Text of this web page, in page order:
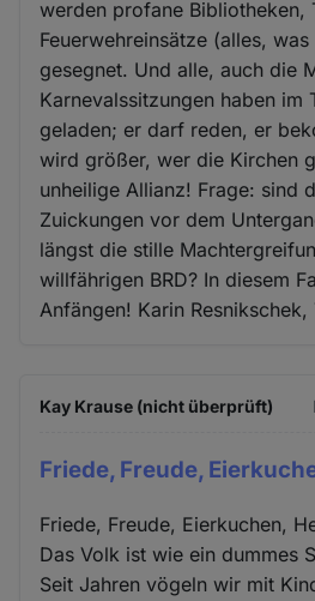
werden profane Bibliotheken,
Feuerwehreinsätze (alles,
gesegnet. Und alle, auch die
Karnevalssitzungen haben im
geladen; er darf reden, er
wird größer, wer die Kirchen
unheilige Allianz! Frage: sind
Zuickungen vor dem
längst die stille
willfährigen BRD? In diesem
Anfängen! Karin Resnikschek,
Kay Krause (nicht überprüft)
Friede, Freude,
Friede, Freude, Eierkuchen,
Das Volk ist wie ein dummes
Seit Jahren vögeln wir mit